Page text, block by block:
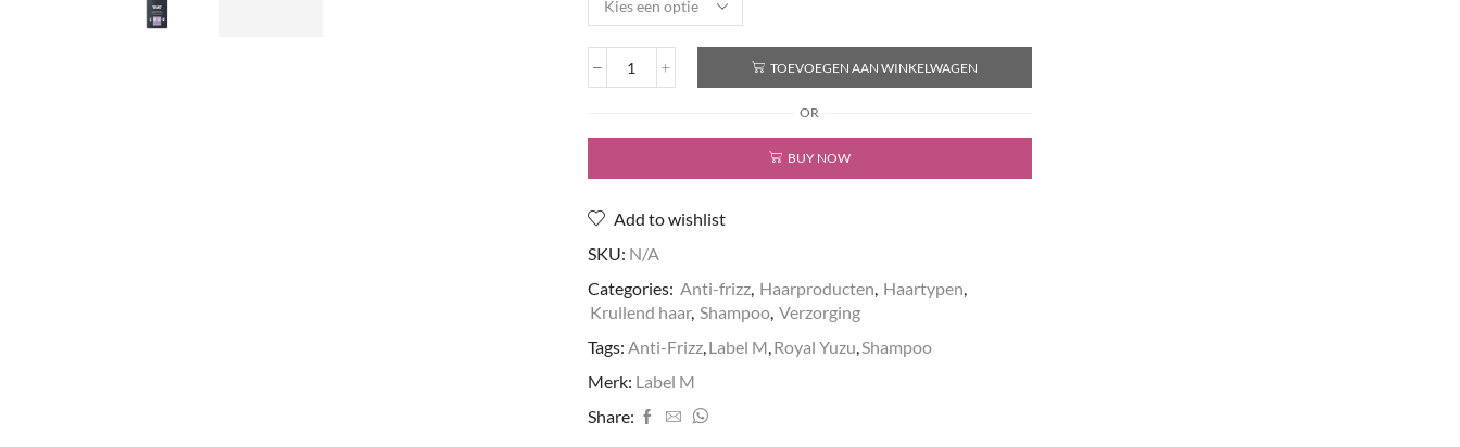
Royal
Frizz
aantal
TOEVOEGEN AAN WINKELWAGEN
OR
BUY NOW
Add to wishlist
SKU: N/A
Categories: Anti-frizz, Haarproducten Haartypen
Krullend haar, Shampoo, Verzorging
Tags: Anti-Frizz, Label M Royal Yuzu Shampoo
Merk: Label M
Share: